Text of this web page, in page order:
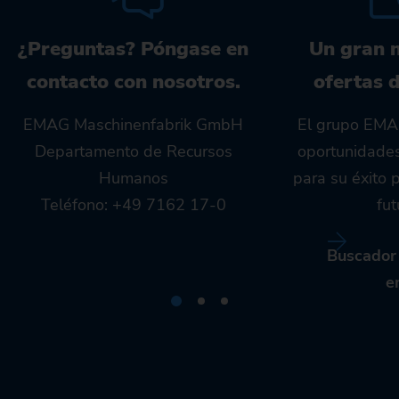
¿Preguntas? Póngase en
contacto con nosotros.
EMAG Maschinenfabrik GmbH
Departamento de Recursos
Humanos
Teléfono: +49 7162 17-0
Un gran
ofertas
El grupo
para su éxito